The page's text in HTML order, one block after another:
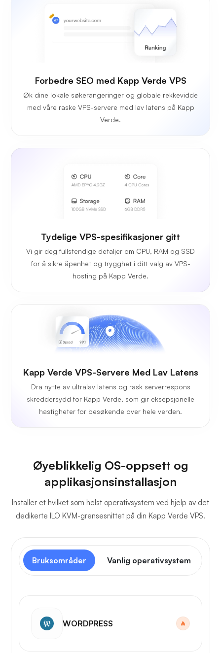
Forbedre SEO med Kapp Verde VPS
Øk dine lokale søkerangeringer og globale rekkevidde
med våre raske VPS-servere med lav latens på Kapp
Verde.
Tydelige VPS-spesifikasjoner gitt
Vi gir deg fullstendige detaljer om CPU, RAM og SSD
for å sikre åpenhet og trygghet i ditt valg av VPS-
hosting på Kapp Verde.
Kapp Verde VPS-Servere Med Lav Latens
Dra nytte av ultralav latens og rask serverrespons
skreddersydd for Kapp Verde, som gir eksepsjonelle
hastigheter for besøkende over hele verden.
Øyeblikkelig OS-oppsett og
applikasjonsinstallasjon
Installer et hvilket som helst operativsystem ved hjelp av det
dedikerte ILO KVM-grensesnittet på din Kapp Verde VPS.
Bruksområder Vanlig operativsystem
WORDPRESS